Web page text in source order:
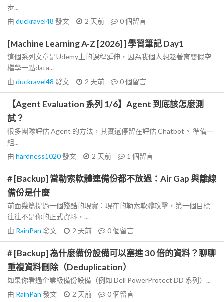
步...
由 duckravel48 發文 2 天前 0個留言
[Machine Learning A-Z [2026] ] 學習筆記 Day1
這個系列文章是Udemy上的課程延伸，因為我個人想趁著育嬰假空
檔學一點data...
由 duckravel48 發文 2 天前 0個留言
【Agent Evaluation 系列 1/6】Agent 到底該怎麼測
試？
很多團隊評估 Agent 的方法，其實還停留在評估 Chatbot。 準備一
組...
由 hardness1020發文 2 天前 1 個留言
# [Backup] 當勒索軟體連備份都不放過：Air Gap 與離線
備份是什麼
前面幾篇提過一個殘酷的現實：現在的勒索軟體攻擊，第一個目標
往往不是你的正式資料，...
由 RainPan 發文 2 天前 0個留言
# [Backup] 為什麼備份設備可以塞進 30 倍的資料？聊聊
重複資料刪除（Deduplication）
如果你看過企業級備份設備（例如 Dell PowerProtect DD 系列）...
由 RainPan 發文 2 天前 0個留言